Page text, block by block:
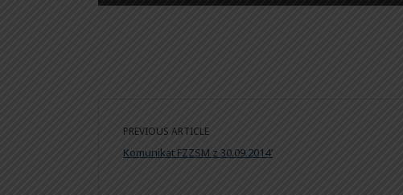
PREVIOUS ARTICLE
Komunikat FZZSM z 30.09.2014′